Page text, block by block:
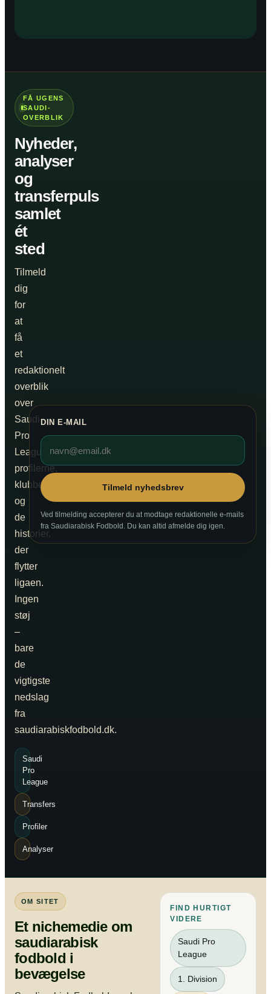
FÅ UGENS
SAUDI-
OVERBLIK
Nyheder,
analyser
og
transferpuls
samlet
ét
sted
Tilmeld
dig
for
at
få
et
redaktionelt
overblik
over
Saudi
Pro
League,
profilerne,
klubberne
og
de
historier,
der
flytter
ligaen.
Ingen
støj
–
bare
de
vigtigste
nedslag
fra
saudiarabiskfodbold.dk.
Saudi
Pro
League
Transfers
Profiler
Analyser
DIN E-MAIL
Tilmeld nyhedsbrev
Ved tilmelding accepterer du at modtage redaktionelle e-mails
fra Saudiarabisk Fodbold. Du kan altid afmelde dig igen.
OM SITET
Et nichemedie om
saudiarabisk
fodbold i
bevægelse
FIND HURTIGT
VIDERE
Saudi Pro
League
1. Division